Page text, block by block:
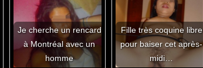
Je cherche un rencard
à Montréal avec un
homme
Fille très coquine libre
pour baiser cet après-
midi…